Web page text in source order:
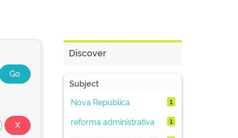
Discover
Subject
Nova República
1
reforma administrativa 1